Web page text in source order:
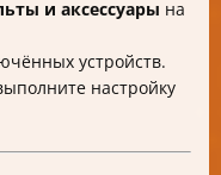
и аксессуары на
устройств.
настройку